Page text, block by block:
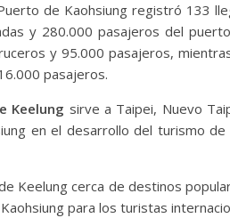
de Kaohsiung registró 133
y 280.000 pasajeros del
y 95.000 pasajeros,
pasajeros.
Keelung sirve a Taipei, Nuevo
en el desarrollo del turismo de
Keelung cerca de destinos
para los turistas